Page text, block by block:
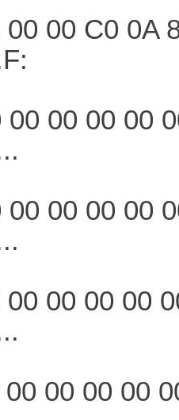
00 C0 0A
00 00 00 00
00 00 00 00
00 00 00 00
00 00 00